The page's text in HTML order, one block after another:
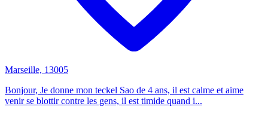
Marseille, 13005
Bonjour, Je donne mon teckel Sao de 4 ans, il est calme et aime
venir se blottir contre les gens, il est timide quand i...